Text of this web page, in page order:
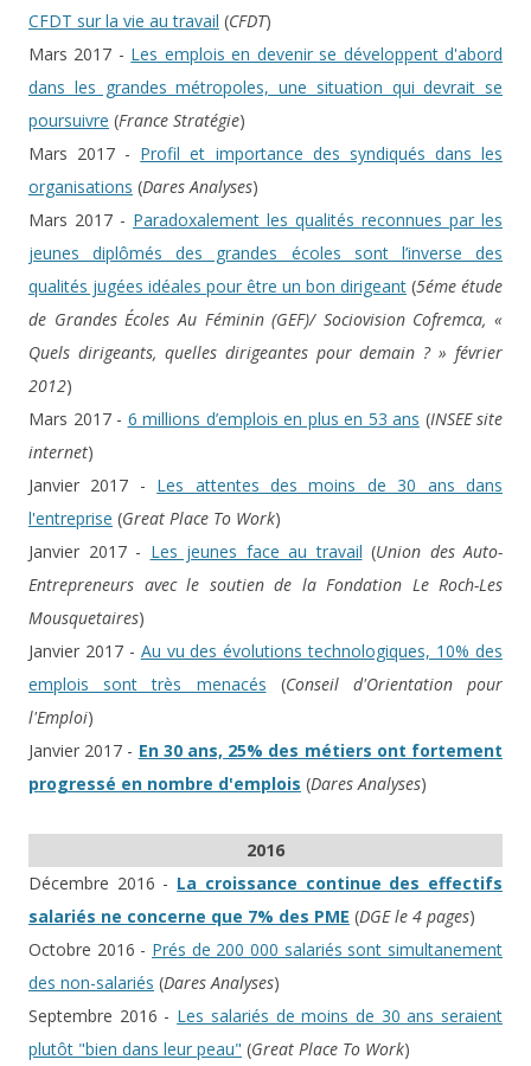
CFDT sur la vie au travail (CFDT)
Mars 2017 - Les emplois en devenir se développent d'abord
dans les grandes métropoles, une situation qui devrait se
poursuivre (France Stratégie)
Mars 2017 - Profil et importance des syndiqués dans les
organisations (Dares Analyses)
Mars 2017 - Paradoxalement les qualités reconnues par les
jeunes diplômés des grandes écoles sont l’inverse des
qualités jugées idéales pour être un bon dirigeant (5éme étude
de Grandes Écoles Au Féminin (GEF)/ Sociovision Cofremca, «
Quels dirigeants, quelles dirigeantes pour demain ? » février
2012)
Mars 2017 - 6 millions d’emplois en plus en 53 ans (INSEE site
internet)
Janvier 2017 - Les attentes des moins de 30 ans dans
l'entreprise (Great Place To Work)
Janvier 2017 - Les jeunes face au travail (Union des Auto-
Entrepreneurs avec le soutien de la Fondation Le Roch-Les
Mousquetaires)
Janvier 2017 - Au vu des évolutions technologiques, 10% des
emplois sont très menacés (Conseil d'Orientation pour
l'Emploi)
Janvier 2017 - En 30 ans, 25% des métiers ont fortement
progressé en nombre d'emplois (Dares Analyses)
2016
Décembre 2016 - La croissance continue des effectifs
salariés ne concerne que 7% des PME (DGE le 4 pages)
Octobre 2016 - Prés de 200 000 salariés sont simultanement
des non-salariés (Dares Analyses)
Septembre 2016 - Les salariés de moins de 30 ans seraient
plutôt "bien dans leur peau" (Great Place To Work)